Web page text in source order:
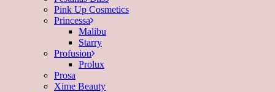
Pink Up Cosmetics
Princessa
Malibu
Starry
Profusion
Prolux
Prosa
Xime Beauty